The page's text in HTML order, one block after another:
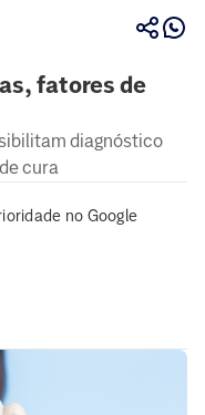
fatores de
diagnóstico
cura
no Google